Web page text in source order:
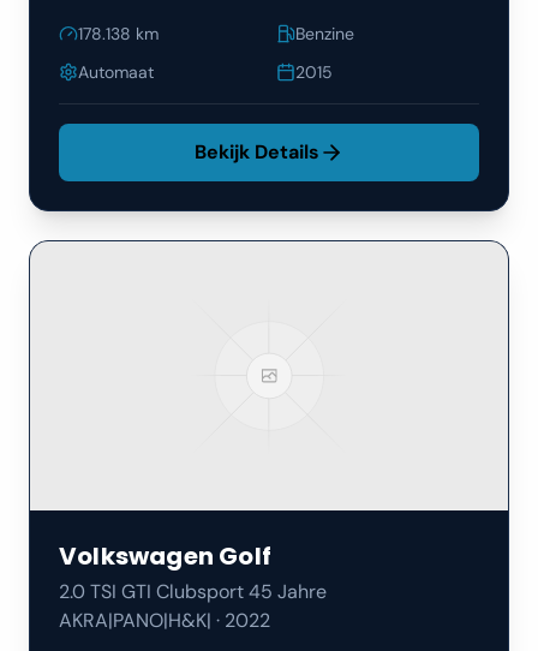
178.138 km
Benzine
Automaat
2015
Bekijk Details
Volkswagen Golf
2.0 TSI GTI Clubsport 45 Jahre
AKRA|PANO|H&K| · 2022